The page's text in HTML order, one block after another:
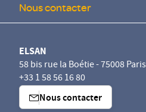
Nous contacter
ELSAN
58 bis rue la Boétie - 75008 Paris
+33 1 58 56 16 80
Nous contacter